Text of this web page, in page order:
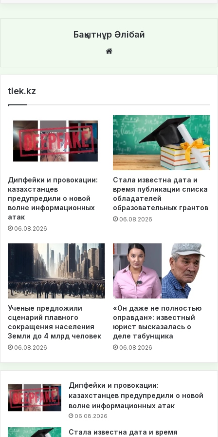
Бақытнұр Әлібай
te
tiek.kz
Дипфейки и провокации:
казахстанцев
предупредили о новой
волне информационных
атак
06.08.2026
Стала известна дата и
время публикации списка
обладателей
образовательных грантов
06.08.2026
Ученые предложили
сценарий плавного
сокращения населения
Земли до 4 млрд человек
06.08.2026
«Он даже не полностью
оправдан»: известный
юрист высказалась о
деле табунщика
06.08.2026
Дипфейки и провокации:
казахстанцев предупредили о новой
волне информационных атак
06.08.2026
Стала известна дата и время